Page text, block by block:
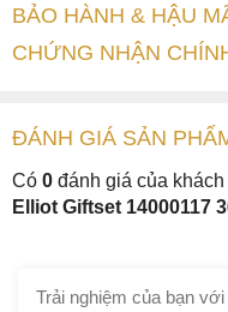
BẢO HÀNH & HẬU
CHỨNG NHẬN
ĐÁNH GIÁ SẢN
Có 0 đánh giá của khách
Elliot Giftset 14000117